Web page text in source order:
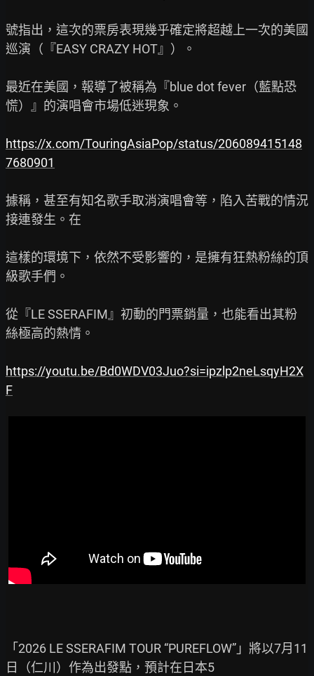
號指出，這次的票房表現幾乎確定將超越上一次的美國
巡演（『EASY CRAZY HOT』）。
最近在美國，報導了被稱為『blue dot fever（藍點恐
慌）』的演唱會市場低迷現象。
https://x.com/TouringAsiaPop/status/206089415148
7680901
據稱，甚至有知名歌手取消演唱會等，陷入苦戰的情況
接連發生。在
這樣的環境下，依然不受影響的，是擁有狂熱粉絲的頂
級歌手們。
從『LE SSERAFIM』初動的門票銷量，也能看出其粉
絲極高的熱情。
https://youtu.be/Bd0WDV03Juo?si=ipzlp2neLsqyH2X
F
「2026 LE SSERAFIM TOUR “PUREFLOW”」將以7月11
日（仁川）作為出發點，預計在日本5